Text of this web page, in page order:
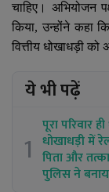
चाहिए। अभियोजन
किया, उन्होंने कहा
वित्तीय धोखाधड़ी को
ये भी पढ़ें
1
पूरा परिवार
धोखाधड़ी में
पिता और
पुलिस ने